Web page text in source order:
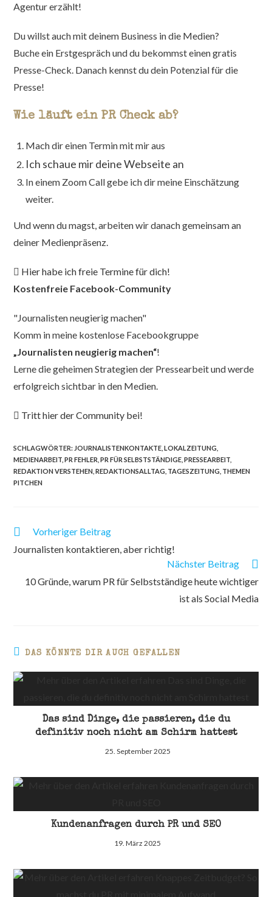
Agentur erzählt!
Du willst auch mit deinem Business in die Medien?
Buche ein Erstgespräch und du bekommst einen gratis
Presse-Check. Danach kennst du dein Potenzial für die
Presse!
Wie läuft ein PR Check ab?
Mach dir einen Termin mit mir aus
Ich schaue mir deine Webseite an
In einem Zoom Call gebe ich dir meine Einschätzung
weiter.
Und wenn du magst, arbeiten wir danach gemeinsam an
deiner Medienpräsenz.
Hier habe ich freie Termine für dich!
Kostenfreie Facebook-Community
"Journalisten neugierig machen"
Komm in meine kostenlose Facebookgruppe
„Journalisten neugierig machen“!
Lerne die geheimen Strategien der Pressearbeit und werde
erfolgreich sichtbar in den Medien.
Tritt hier der Community bei!
SCHLAGWÖRTER: JOURNALISTENKONTAKTE LOKALZEITUNG
MEDIENARBEIT PR FEHLER PR FÜR SELBSTSTÄNDIGE PRESSEARBEIT
REDAKTION VERSTEHEN REDAKTIONSALLTAG TAGESZEITUNG THEMEN
PITCHEN
Weitere
ansehen
Vorheriger Beitrag
Journalisten kontaktieren, aber richtig!
Nächster Beitrag
10 Gründe, warum PR für Selbstständige heute wichtiger
ist als Social Media
DAS KÖNNTE DIR AUCH GEFALLEN
Das sind Dinge, die passieren, die du
definitiv noch nicht am Schirm hattest
25. September 2025
Kundenanfragen durch PR und SEO
19. März 2025